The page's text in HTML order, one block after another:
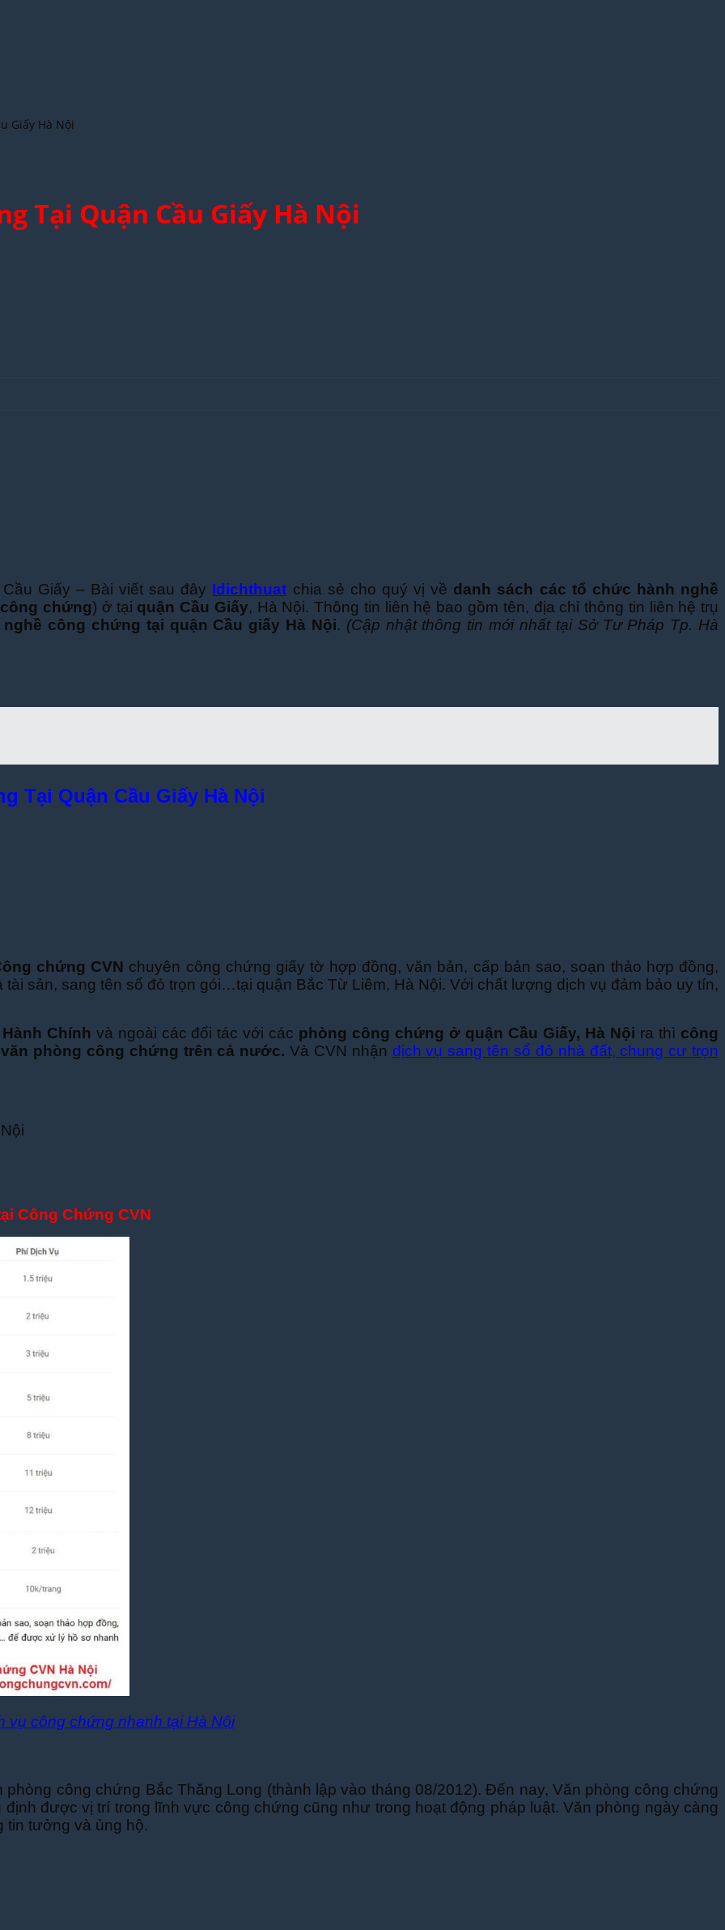
Giấy Hà Nội
Tại Quận Cầu Giấy Hà Nội
Giấy – Bài viết sau đây Idichthuat chia sẻ cho quý vị về danh sách các tổ chức hành nghề
chứng) ở tại quận Cầu Giấy, Hà Nội. Thông tin liên hệ bao gồm tên, địa chỉ thông tin liên hệ trụ
công chứng tại quận Cầu giấy Hà Nội. (Cập nhật thông tin mới nhất tại Sở Tư Pháp Tp. Hà
Tại Quận Cầu Giấy Hà Nội
chứng CVN chuyên công chứng giấy tờ hợp đồng, văn bản, cấp bản sao, soạn thảo hợp đồng,
sản, sang tên sổ đỏ trọn gói…tại quận Bắc Từ Liêm, Hà Nội. Với chất lượng dịch vụ đảm bảo uy tín,
Chính và ngoài các đối tác với các phòng công chứng ở quận Cầu Giấy, Hà Nội ra thì công
văn phòng công chứng trên cả nước.Và CVN nhận dịch vụ sang tên sổ đỏ nhà đất, chung cư trọn
Công Chứng CVN
vụ công chứng nhanh tại Hà Nội
công chứng Bắc Thăng Long (thành lập vào tháng 08/2012). Đến nay, Văn phòng công chứng
được vị trí trong lĩnh vực công chứng cũng như trong hoạt động pháp luật. Văn phòng ngày càng
tin tưởng và ủng hộ.